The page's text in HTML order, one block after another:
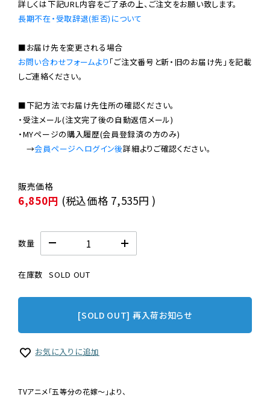
長期不在・受取辞退(拒否)について
お問い合わせフォームより 「ご注文番号と新・旧のお届け先」を記載
しご連絡ください。
■下記方法でお届け先住所の確認ください。
・受注メール(注文完了後の自動返信メール)
・MYページの購入履歴(会員登録済の方のみ)
→会員ページへログイン後
6,850円 (税込価格 7,535円 )
数量
在庫数 SOLD OUT
[SOLD OUT] 再入荷お知らせ
お気に入りに追加
TVアニメ「五等分の花嫁〜」より、